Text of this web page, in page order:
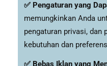
✅ Pengaturan yang
memungkinkan Anda
pengaturan privasi, dan
kebutuhan dan
✅ Bebas Iklan yang